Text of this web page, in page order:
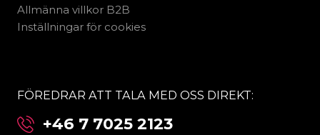
Allmänna villkor B2B
Inställningar för cookies
FÖREDRAR ATT TALA MED OSS DIREKT:
+46 7 7025 2123